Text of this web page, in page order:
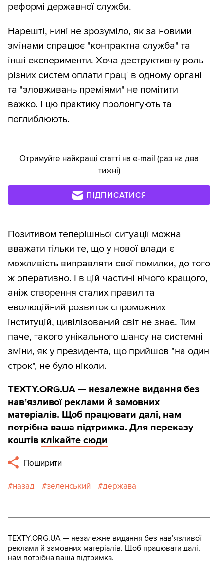
реформі державної служби.
Нарешті, нині не зрозуміло, як за новими
змінами спрацює "контрактна служба" та
інші експерименти. Хоча деструктивну роль
різних систем оплати праці в одному органі
та "зловживань преміями" не помітити
важко. І цю практику пролонгують та
поглиблюють.
Отримуйте найкращі статті на e-mail (раз на два
тижні)
ПІДПИСАТИСЯ
Позитивом теперішньої ситуації можна
вважати тільки те, що у нової влади є
можливість виправляти свої помилки, до того
ж оперативно. І в цій частині нічого кращого,
аніж створення сталих правил та
еволюційний розвиток спроможних
інституцій, цивілізований світ не знає. Тим
паче, такого унікального шансу на системні
зміни, як у президента, що прийшов "на один
строк", не було ніколи.
TEXTY.ORG.UA — незалежне видання без
навʼязливої реклами й замовних
матеріалів. Щоб працювати далі, нам
потрібна ваша підтримка. Для переказу
коштів клікайте сюди
Поширити
назад зеленський держава
TEXTY.ORG.UA — незалежне видання без навʼязливої
реклами й замовних матеріалів. Щоб працювати далі,
нам потрібна ваша підтримка.